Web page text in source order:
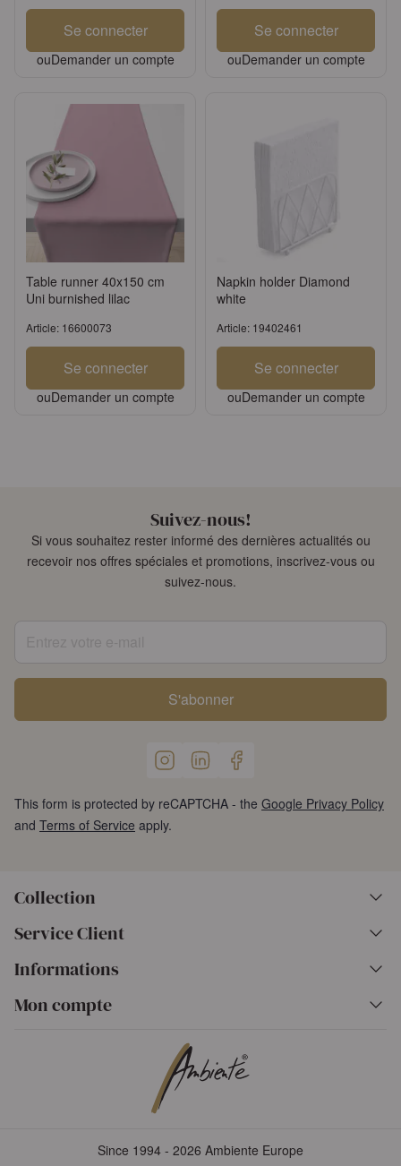
Se connecter
ouDemander un compte
Se connecter
ouDemander un compte
Table runner 40x150 cm
Uni burnished lilac
Article: 16600073
Se connecter
ouDemander un compte
Napkin holder Diamond
white
Article: 19402461
Se connecter
ouDemander un compte
Suivez-nous!
Si vous souhaitez rester informé des dernières actualités ou
recevoir nos offres spéciales et promotions, inscrivez-vous ou
suivez-nous.
S'abonner
This form is protected by reCAPTCHA - the Google Privacy Policy
and Terms of Service apply.
Collection
Service Client
Informations
Mon compte
Since 1994 - 2026 Ambiente Europe